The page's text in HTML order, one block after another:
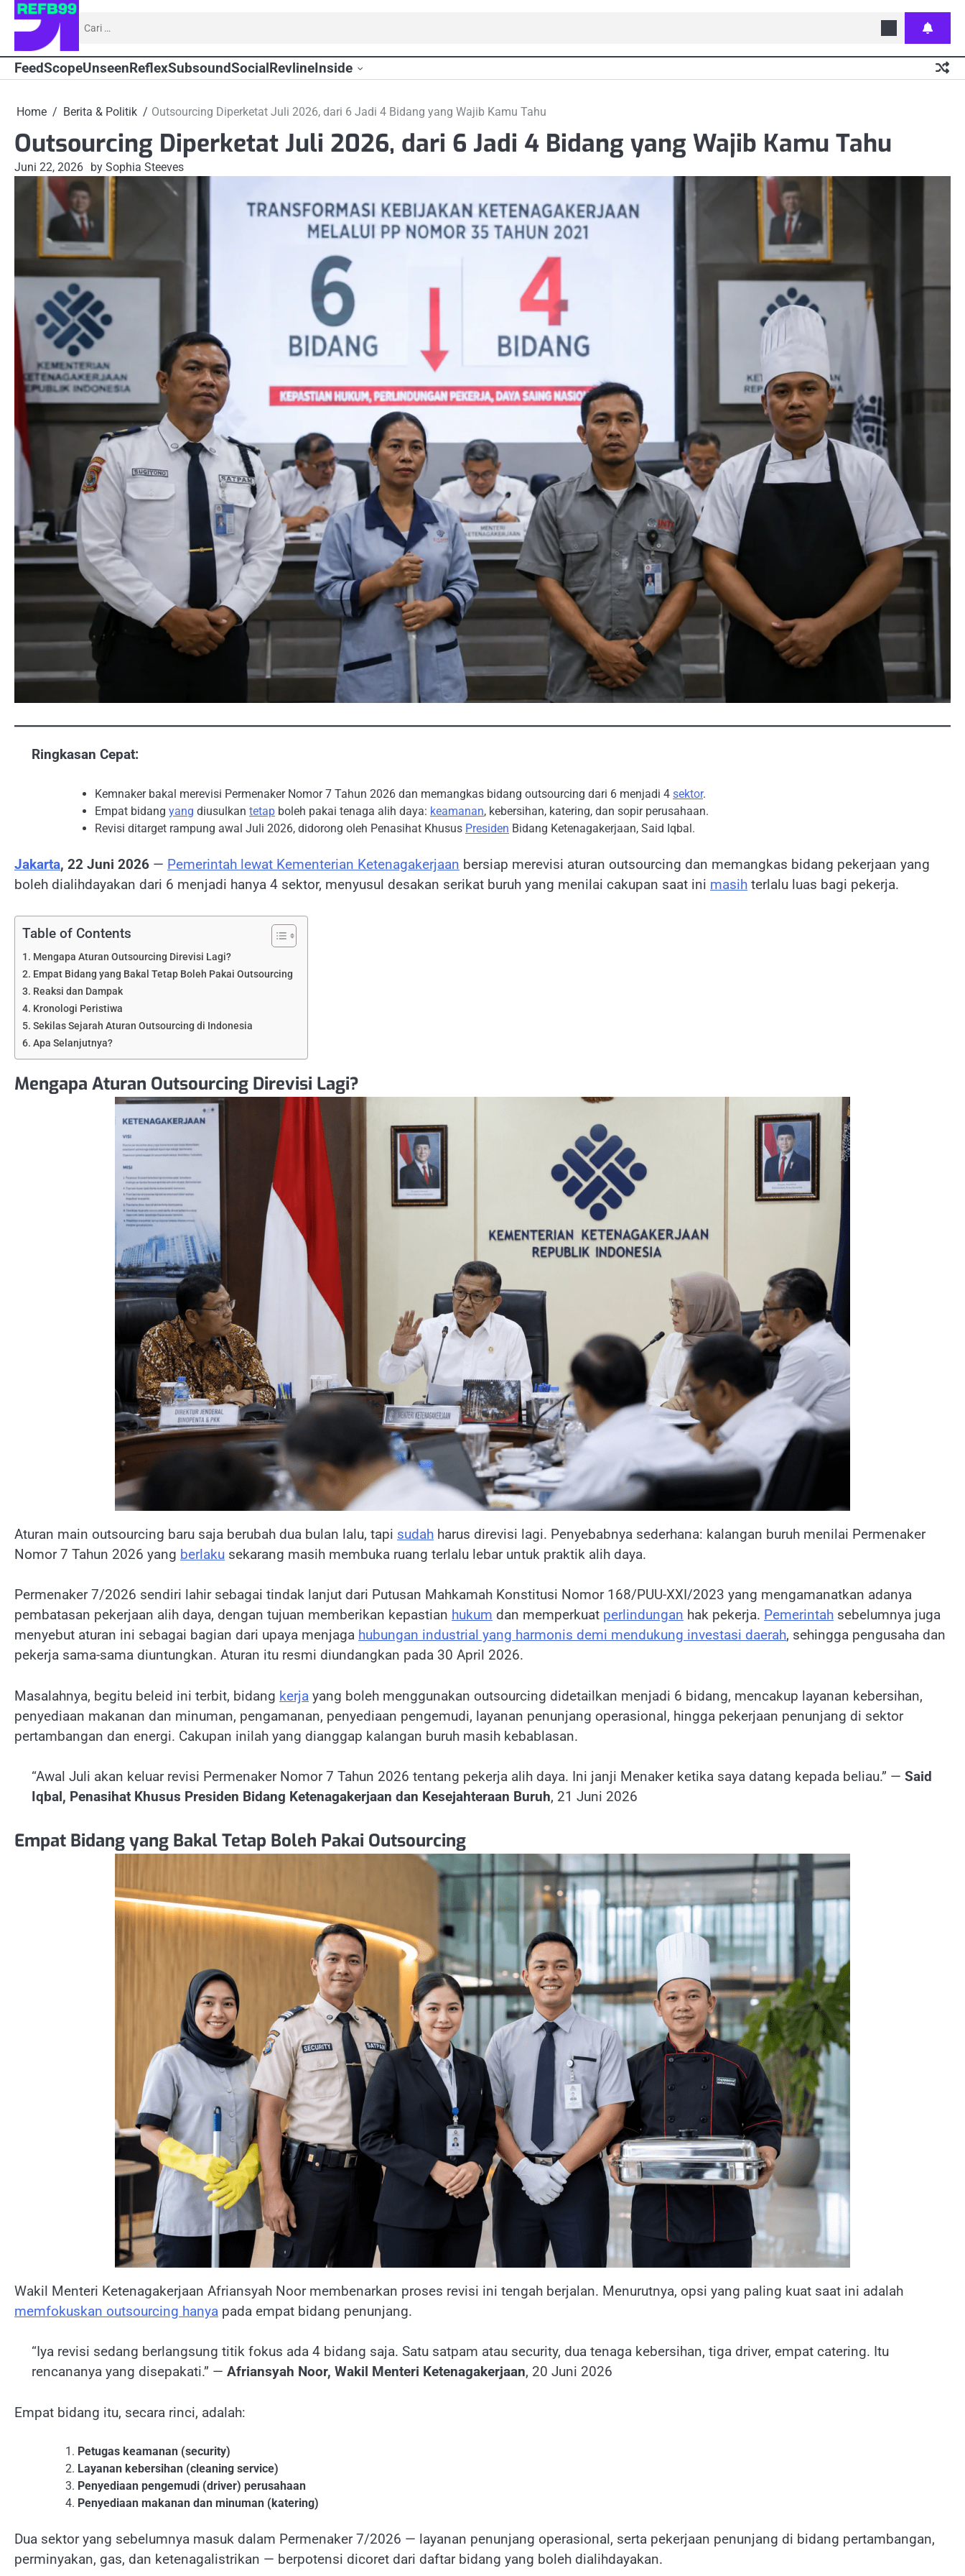
Skip
Cari
FeedScopeUnseenReflexSubsoundSocialRevlineInside
Home Berita & Politik Outsourcing Diperketat Juli 2026, dari 6 Jadi 4 Bidang yang Wajib Kamu Tahu
Outsourcing Diperketat Juli 2026, dari 6 Jadi 4 Bidang yang Wajib Kamu Tahu
Juni 22, 2026 by Sophia Steeves
Ringkasan Cepat:
Kemnaker bakal merevisi Permenaker Nomor 7 Tahun 2026 dan memangkas bidang outsourcing dari 6 menjadi 4 sektor.
Empat bidang yang diusulkan tetap boleh pakai tenaga alih daya: keamanan, kebersihan, katering, dan sopir perusahaan.
Revisi ditarget rampung awal Juli 2026, didorong oleh Penasihat Khusus Presiden Bidang Ketenagakerjaan, Said Iqbal.
Jakarta, 22 Juni 2026 — Pemerintah lewat Kementerian Ketenagakerjaan bersiap merevisi aturan outsourcing dan memangkas bidang pekerjaan yang
boleh dialihdayakan dari 6 menjadi hanya 4 sektor, menyusul desakan serikat buruh yang menilai cakupan saat ini masih terlalu luas bagi pekerja.
Table of Contents
Mengapa Aturan Outsourcing Direvisi Lagi?
Empat Bidang yang Bakal Tetap Boleh Pakai Outsourcing
Reaksi dan Dampak
Kronologi Peristiwa
Sekilas Sejarah Aturan Outsourcing di Indonesia
Apa Selanjutnya?
Mengapa Aturan Outsourcing Direvisi Lagi?
Aturan main outsourcing baru saja berubah dua bulan lalu, tapi sudah harus direvisi lagi. Penyebabnya sederhana: kalangan buruh menilai Permenaker
Nomor 7 Tahun 2026 yang berlaku sekarang masih membuka ruang terlalu lebar untuk praktik alih daya.
Permenaker 7/2026 sendiri lahir sebagai tindak lanjut dari Putusan Mahkamah Konstitusi Nomor 168/PUU-XXI/2023 yang mengamanatkan adanya
pembatasan pekerjaan alih daya, dengan tujuan memberikan kepastian hukum dan memperkuat perlindungan hak pekerja. Pemerintah sebelumnya juga
menyebut aturan ini sebagai bagian dari upaya menjaga hubungan industrial yang harmonis demi mendukung investasi daerah, sehingga pengusaha dan
pekerja sama-sama diuntungkan. Aturan itu resmi diundangkan pada 30 April 2026.
Masalahnya, begitu beleid ini terbit, bidang kerja yang boleh menggunakan outsourcing didetailkan menjadi 6 bidang, mencakup layanan kebersihan,
penyediaan makanan dan minuman, pengamanan, penyediaan pengemudi, layanan penunjang operasional, hingga pekerjaan penunjang di sektor
pertambangan dan energi. Cakupan inilah yang dianggap kalangan buruh masih kebablasan.
“Awal Juli akan keluar revisi Permenaker Nomor 7 Tahun 2026 tentang pekerja alih daya. Ini janji Menaker ketika saya datang kepada beliau.” — Said
Iqbal, Penasihat Khusus Presiden Bidang Ketenagakerjaan dan Kesejahteraan Buruh, 21 Juni 2026
Empat Bidang yang Bakal Tetap Boleh Pakai Outsourcing
Wakil Menteri Ketenagakerjaan Afriansyah Noor membenarkan proses revisi ini tengah berjalan. Menurutnya, opsi yang paling kuat saat ini adalah
memfokuskan outsourcing hanya pada empat bidang penunjang.
“Iya revisi sedang berlangsung titik fokus ada 4 bidang saja. Satu satpam atau security, dua tenaga kebersihan, tiga driver, empat catering. Itu
rencananya yang disepakati.” — Afriansyah Noor, Wakil Menteri Ketenagakerjaan, 20 Juni 2026
Empat bidang itu, secara rinci, adalah:
Petugas keamanan (security)
Layanan kebersihan (cleaning service)
Penyediaan pengemudi (driver) perusahaan
Penyediaan makanan dan minuman (katering)
Dua sektor yang sebelumnya masuk dalam Permenaker 7/2026 — layanan penunjang operasional, serta pekerjaan penunjang di bidang pertambangan,
perminyakan, gas, dan ketenagalistrikan — berpotensi dicoret dari daftar bidang yang boleh dialihdayakan.